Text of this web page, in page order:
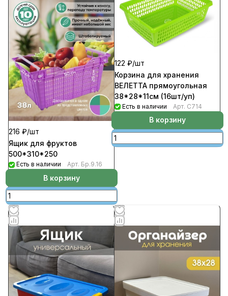
216 ₽/шт
Ящик для фруктов
500*310*250
Есть в наличии Арт. Бр.9.16
В корзину
122 ₽/шт
Корзина для хранения
ВЕЛЕТТА прямоугольная
38*28*11см (16шт/уп)
Есть в наличии Арт. С714
В корзину